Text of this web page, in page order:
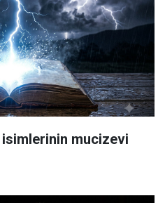
isimlerinin mucizevi